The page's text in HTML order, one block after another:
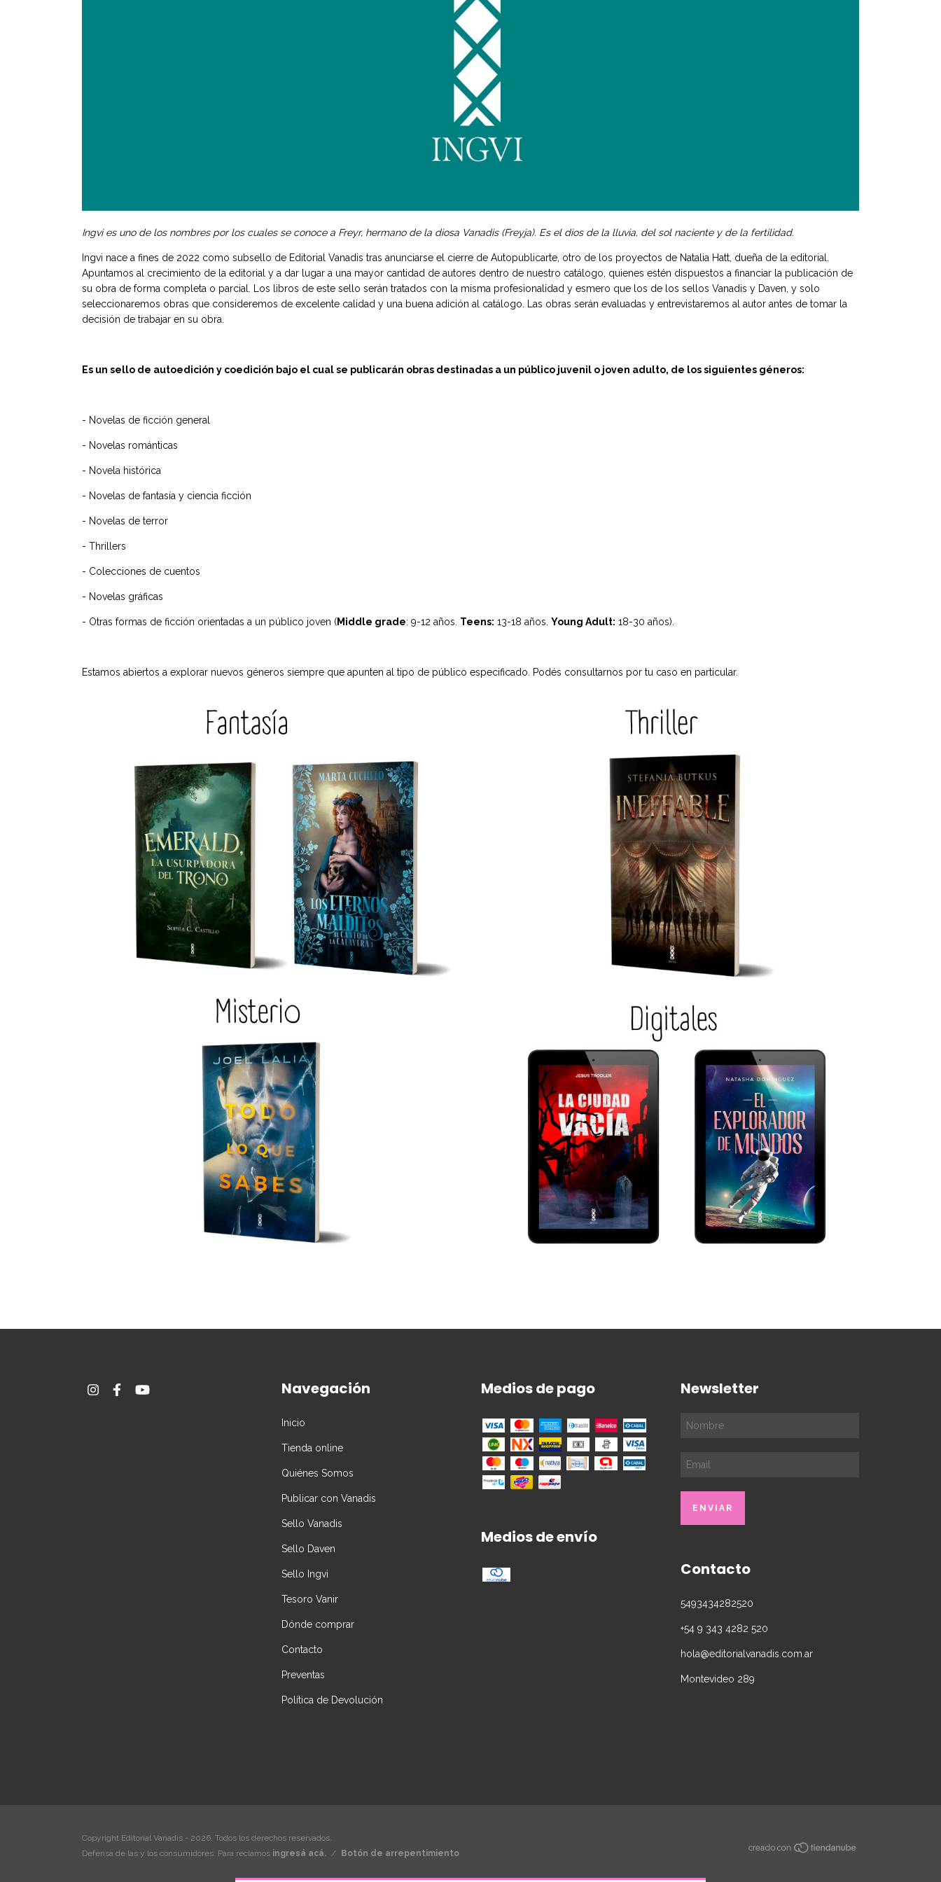
Ingvi es uno de los nombres por los cuales se conoce a Freyr, hermano de la diosa Vanadis (Freyja). Es el dios de la lluvia, del sol naciente y de la fertilidad.
Ingvi nace a fines de 2022 como subsello de Editorial Vanadis tras anunciarse el cierre de Autopublicarte, otro de los proyectos de Natalia Hatt, dueña de la editorial.
Apuntamos al crecimiento de la editorial y a dar lugar a una mayor cantidad de autores dentro de nuestro catálogo, quienes estén dispuestos a financiar la publicación de
su obra de forma completa o parcial. Los libros de este sello serán tratados con la misma profesionalidad y esmero que los de los sellos Vanadis y Daven, y solo
seleccionaremos obras que consideremos de excelente calidad y una buena adición al catálogo. Las obras serán evaluadas y entrevistaremos al autor antes de tomar la
decisión de trabajar en su obra.
Es un sello de autoedición y coedición bajo el cual se publicarán obras destinadas a un público juvenil o joven adulto, de los siguientes géneros:
- Novelas de ficción general
- Novelas románticas
- Novela histórica
- Novelas de fantasía y ciencia ficción
- Novelas de terror
- Thrillers
- Colecciones de cuentos
- Novelas gráficas
- Otras formas de ficción orientadas a un público joven (Middle grade: 9-12 años. Teens: 13-18 años. Young Adult: 18-30 años).
Estamos abiertos a explorar nuevos géneros siempre que apunten al tipo de público especificado. Podés consultarnos por tu caso en particular.
Navegación
Inicio
Tienda online
Quiénes Somos
Publicar con Vanadis
Sello Vanadis
Sello Daven
Sello Ingvi
Tesoro Vanir
Dónde comprar
Contacto
Preventas
Política de Devolución
Medios de pago
Medios de envío
Newsletter
Contacto
5493434282520
+54 9 343 4282 520
hola@editorialvanadis.com.ar
Montevideo 289
Copyright Editorial Vanadis - 2026. Todos los derechos reservados.
Defensa de las y los consumidores. Para reclamos ingresá acá. / Botón de arrepentimiento